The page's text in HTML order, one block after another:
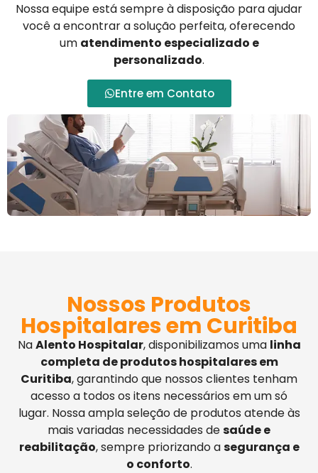
Nossa equipe está sempre à disposição para ajudar
você a encontrar a solução perfeita, oferecendo
um atendimento especializado e
personalizado.
Entre em Contato
Nossos Produtos
Hospitalares em Curitiba
NaAlento Hospitalar, disponibilizamos uma linha
completa de produtos hospitalares em
Curitiba, garantindo que nossos clientes tenham
acesso a todos os itens necessários em um só
lugar. Nossa ampla seleção de produtos atende às
mais variadas necessidades desaúde e
reabilitação, sempre priorizando asegurança e
o conforto.